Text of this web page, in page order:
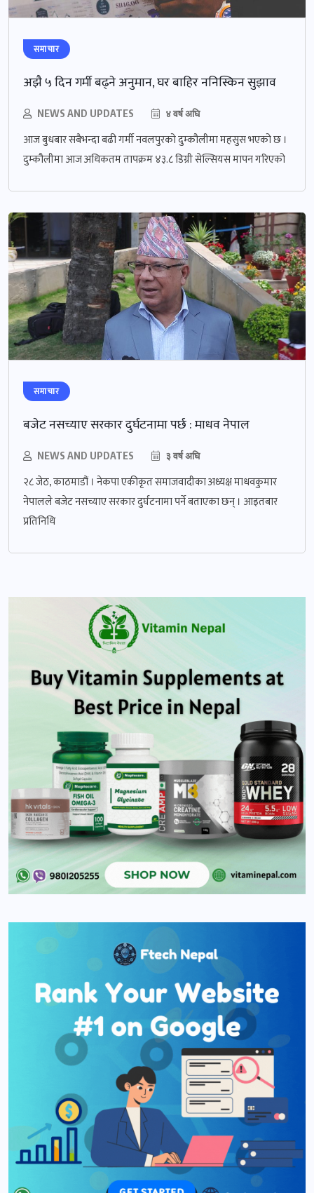
समाचार
अझै ५ दिन गर्मी बढ्ने अनुमान, घर बाहिर ननिस्किन सुझाव
NEWS AND UPDATES ४ वर्ष अघि
आज बुधबार सबैभन्दा बढी गर्मी नवलपुरको दुम्कौलीमा महसुस भएको छ ।
दुम्कौलीमा आज अधिकतम तापक्रम ४३.८ डिग्री सेल्सियस मापन गरिएको
समाचार
बजेट नसच्याए सरकार दुर्घटनामा पर्छ : माधव नेपाल
NEWS AND UPDATES ३ वर्ष अघि
२८ जेठ, काठमाडौं । नेकपा एकीकृत समाजवादीका अध्यक्ष माधवकुमार
नेपालले बजेट नसच्याए सरकार दुर्घटनामा पर्ने बताएका छन् । आइतबार
प्रतिनिधि